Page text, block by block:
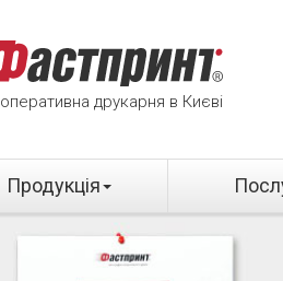
оперативна друкарня в Києві
Продукція